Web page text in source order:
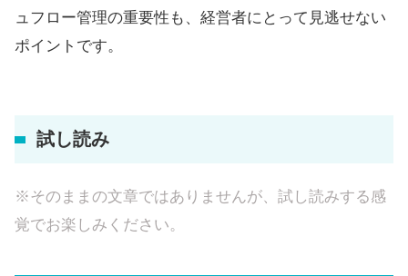
ュフロー管理の重要性も、経営者にとって見逃せない
ポイントです。
試し読み
※そのままの文章ではありませんが、試し読みする感
覚でお楽しみください。